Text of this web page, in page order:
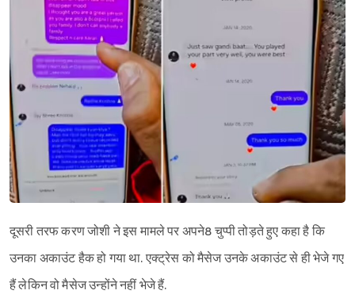
दूसरी तरफ करण जोशी ने इस मामले पर अपने8 चुप्पी तोड़ते हुए कहा है कि
उनका अकाउंट हैक हो गया था. एक्ट्रेस को मैसेज उनके अकाउंट से ही भेजे गए
हैं लेकिन वो मैसेज उन्होंने नहीं भेजे हैं.